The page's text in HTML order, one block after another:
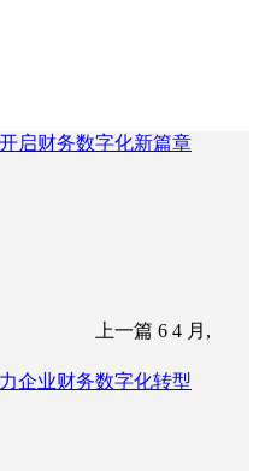
启财务数字化新篇章
上一篇 6 4 月,
企业财务数字化转型